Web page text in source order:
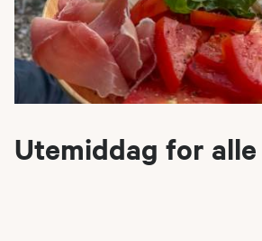
Utemiddag for alle